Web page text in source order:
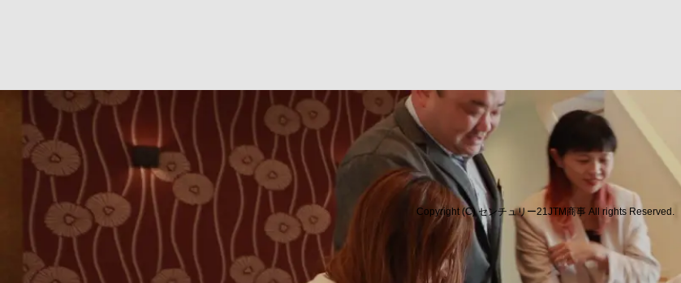
Copyright (C) センチュリー21JTM商事 All rights Reserved.